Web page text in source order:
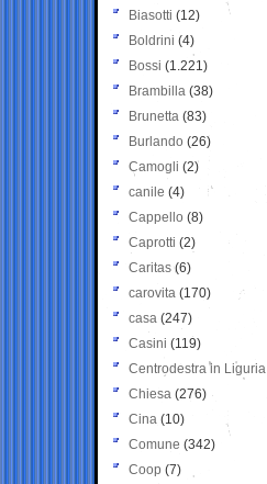
Biasotti (12)
Boldrini (4)
Bossi (1.221)
Brambilla (38)
Brunetta (83)
Burlando (26)
Camogli (2)
canile (4)
Cappello (8)
Caprotti (2)
Caritas (6)
carovita (170)
casa (247)
Casini (119)
Centrodestra in Liguria
Chiesa (276)
Cina (10)
Comune (342)
Coop (7)